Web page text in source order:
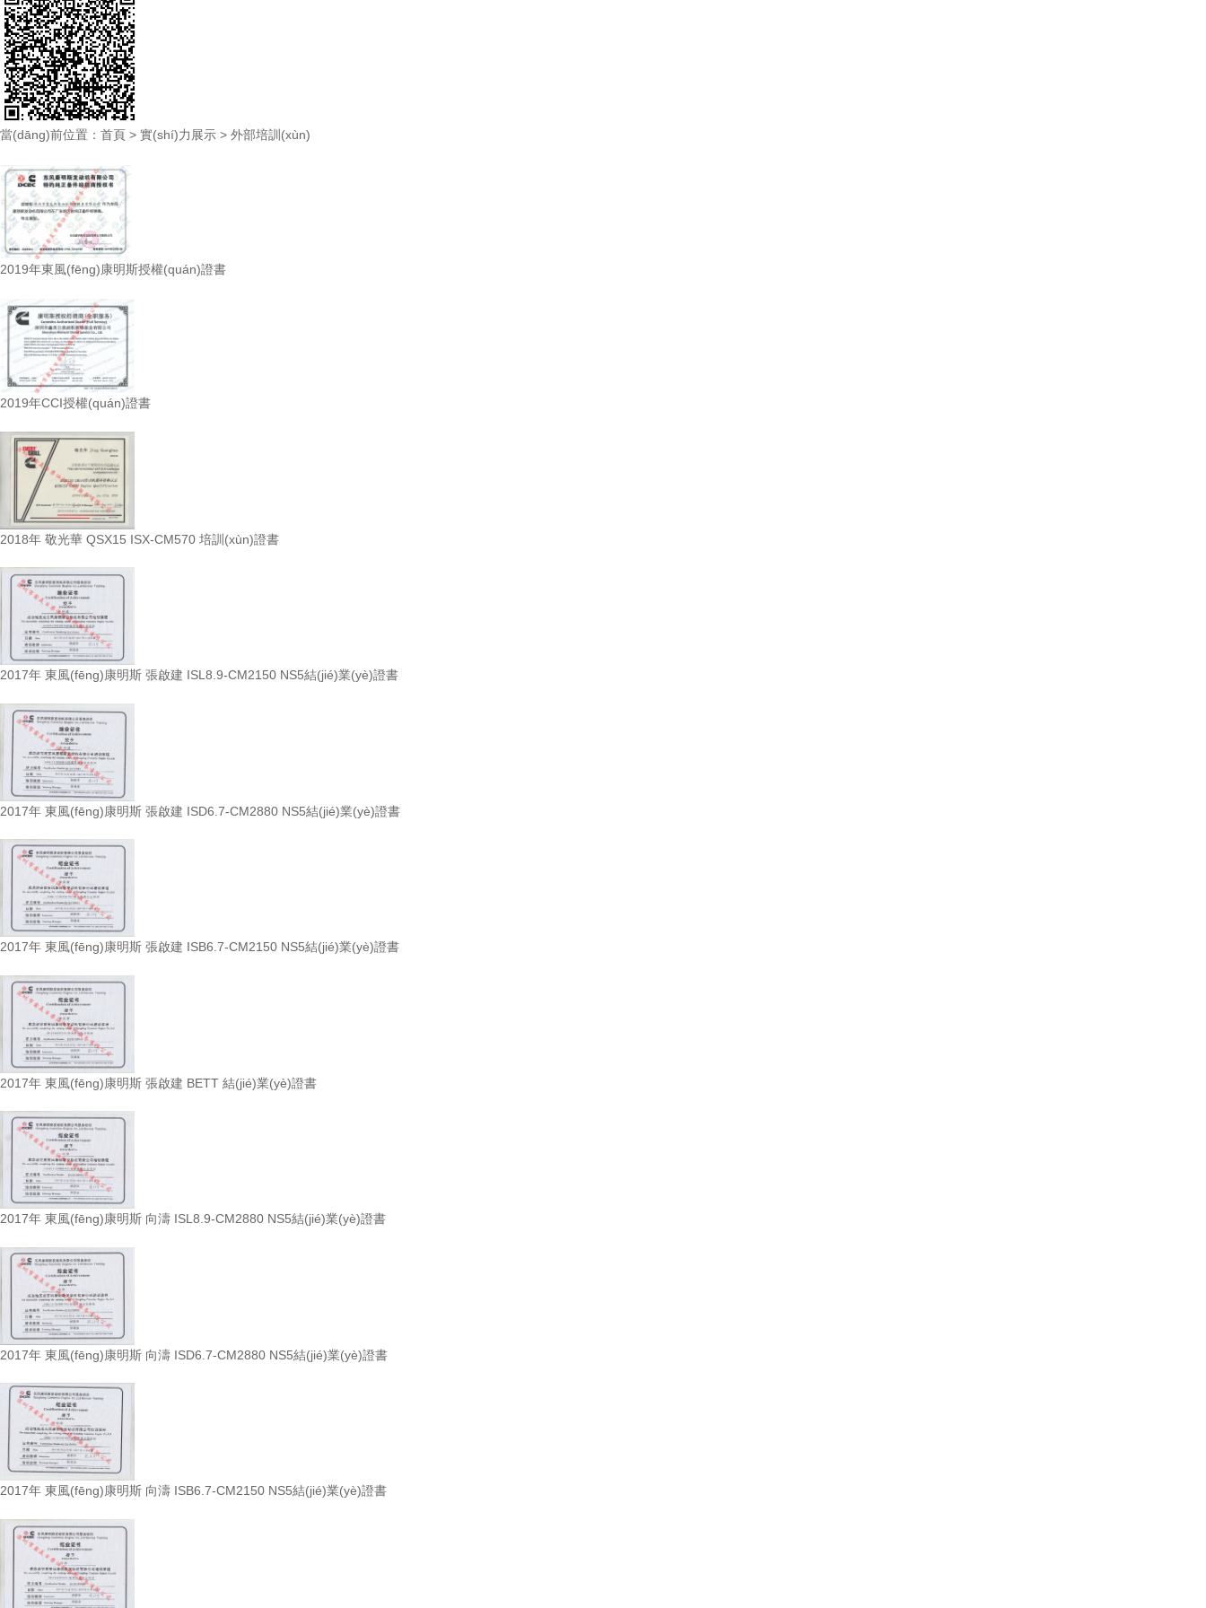
當(dāng)前位置： 首頁 > 實(shí)力展示 > 外部培訓(xùn)
2019年東風(fēng)康明斯授權(quán)證書
2019年CCI授權(quán)證書
2018年 敬光華 QSX15 ISX-CM570 培訓(xùn)證書
2017年 東風(fēng)康明斯 張啟建 ISL8.9-CM2150 NS5結(jié)業(yè)證書
2017年 東風(fēng)康明斯 張啟建 ISD6.7-CM2880 NS5結(jié)業(yè)證書
2017年 東風(fēng)康明斯 張啟建 ISB6.7-CM2150 NS5結(jié)業(yè)證書
2017年 東風(fēng)康明斯 張啟建 BETT 結(jié)業(yè)證書
2017年 東風(fēng)康明斯 向濤 ISL8.9-CM2880 NS5結(jié)業(yè)證書
2017年 東風(fēng)康明斯 向濤 ISD6.7-CM2880 NS5結(jié)業(yè)證書
2017年 東風(fēng)康明斯 向濤 ISB6.7-CM2150 NS5結(jié)業(yè)證書